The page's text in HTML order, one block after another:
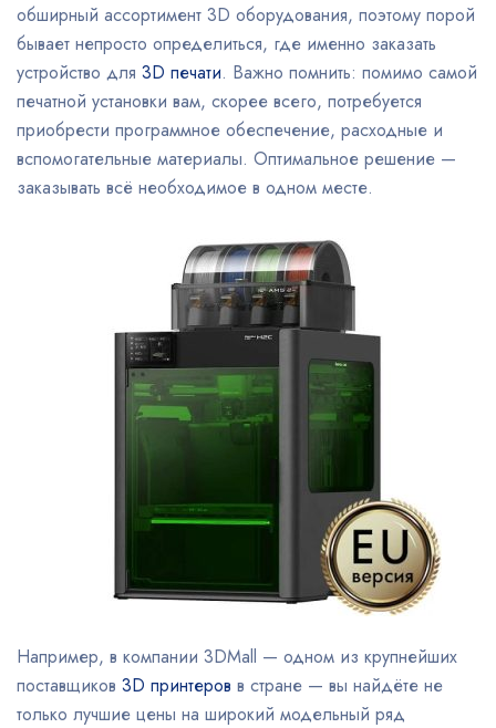
обширный ассортимент 3D оборудования, поэтому порой
бывает непросто определиться, где именно заказать
устройство для 3D печати. Важно помнить: помимо самой
печатной установки вам, скорее всего, потребуется
приобрести программное обеспечение, расходные и
вспомогательные материалы. Оптимальное решение —
заказывать всё необходимое в одном месте.
Например, в компании 3DMall — одном из крупнейших
поставщиков 3D принтеров в стране — вы найдёте не
только лучшие цены на широкий модельный ряд